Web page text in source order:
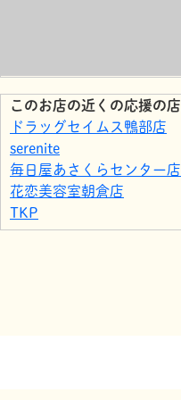
このお店の近くの応援の店
ドラッグセイムス鴨部店
serenite
毎日屋あさくらセンター店
花恋美容室朝倉店
TKP
海鮮丼 海のくら 朝倉店